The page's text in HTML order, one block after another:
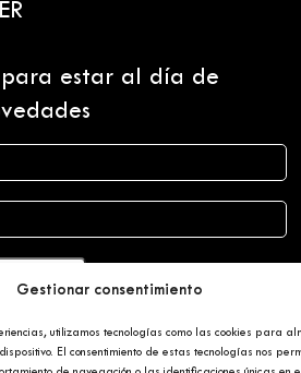
Gestionar consentimiento
utilizamos tecnologías como las cookies para
El consentimiento de estas tecnologías nos
para estar al día de